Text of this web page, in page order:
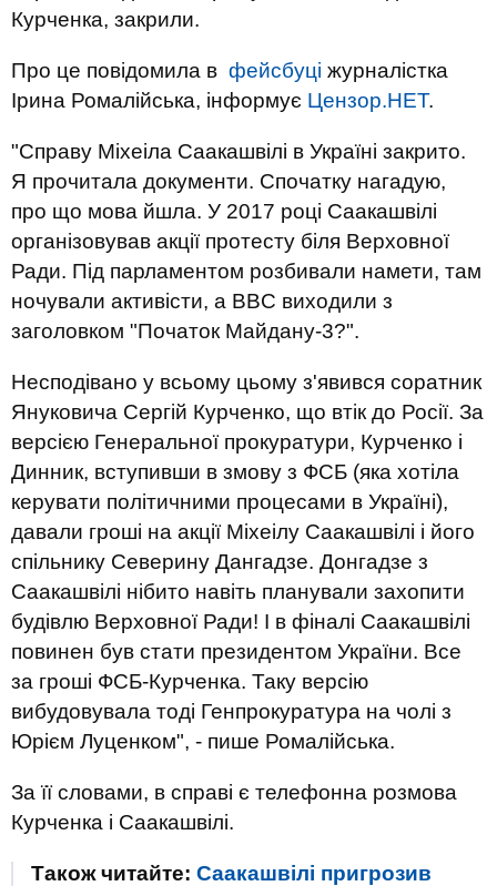
Курченка, закрили.
Про це повідомила в фейсбуці журналістка
Ірина Ромалійська, інформує Цензор.НЕТ.
"Справу Міхеіла Саакашвілі в Україні закрито.
Я прочитала документи. Спочатку нагадую,
про що мова йшла. У 2017 році Саакашвілі
організовував акції протесту біля Верховної
Ради. Під парламентом розбивали намети, там
ночували активісти, а BBC виходили з
заголовком "Початок Майдану-3?".
Несподівано у всьому цьому з'явився соратник
Януковича Сергій Курченко, що втік до Росії. За
версією Генеральної прокуратури, Курченко і
Динник, вступивши в змову з ФСБ (яка хотіла
керувати політичними процесами в Україні),
давали гроші на акції Міхеілу Саакашвілі і його
спільнику Северину Дангадзе. Донгадзе з
Саакашвілі нібито навіть планували захопити
будівлю Верховної Ради! І в фіналі Саакашвілі
повинен був стати президентом України. Все
за гроші ФСБ-Курченка. Таку версію
вибудовувала тоді Генпрокуратура на чолі з
Юрієм Луценком", - пише Ромалійська.
За її словами, в справі є телефонна розмова
Курченка і Саакашвілі.
Також читайте: Саакашвілі пригрозив